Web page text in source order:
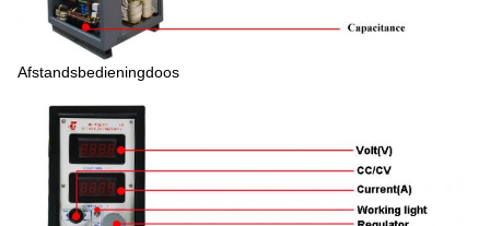
Afstandsbedieningdoos